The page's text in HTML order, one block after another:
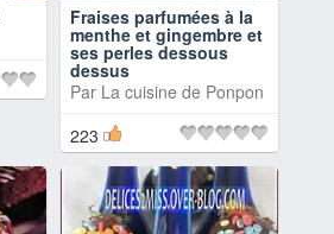
Fraises parfumées à la
menthe et gingembre et
ses perles dessous
dessus
Par La cuisine de Ponpon
223